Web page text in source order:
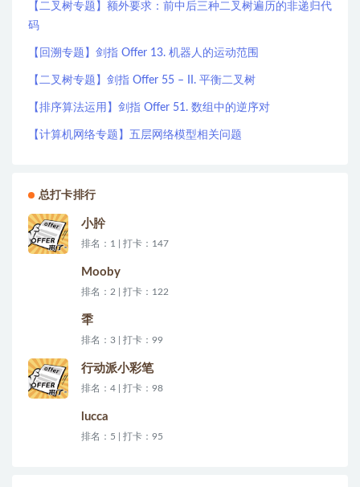
【二叉树专题】额外要求：前中后三种二叉树遍历的非递归代
码
【回溯专题】剑指 Offer 13. 机器人的运动范围
【二叉树专题】剑指 Offer 55 – II. 平衡二叉树
【排序算法运用】剑指 Offer 51. 数组中的逆序对
【计算机网络专题】五层网络模型相关问题
总打卡排行
小肸
排名：1 | 打卡：147
Mooby
排名：2 | 打卡：122
秊
排名：3 | 打卡：99
行动派小彩笔
排名：4 | 打卡：98
lucca
排名：5 | 打卡：95